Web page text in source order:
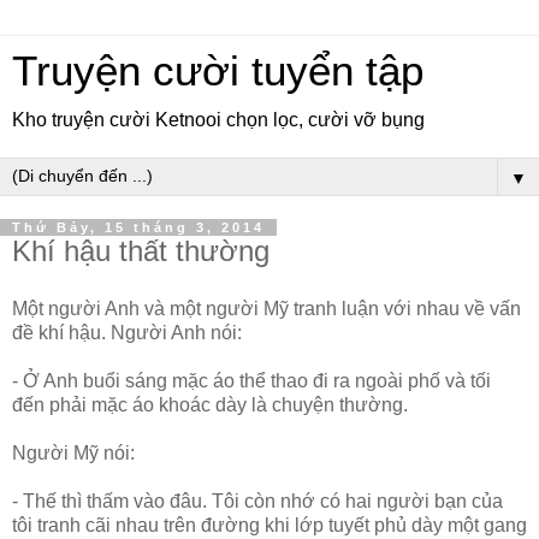
Truyện cười tuyển tập
Kho truyện cười Ketnooi chọn lọc, cười vỡ bụng
▼
Thứ Bảy, 15 tháng 3, 2014
Khí hậu thất thường
Một người Anh và một người Mỹ tranh luận với nhau về vấn
đề khí hậu. Người Anh nói:
- Ở Anh buổi sáng mặc áo thể thao đi ra ngoài phố và tối
đến phải mặc áo khoác dày là chuyện thường.
Người Mỹ nói:
- Thế thì thấm vào đâu. Tôi còn nhớ có hai người bạn của
tôi tranh cãi nhau trên đường khi lớp tuyết phủ dày một gang